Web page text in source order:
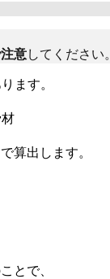
意してください。
ます。
算出します。
とで、